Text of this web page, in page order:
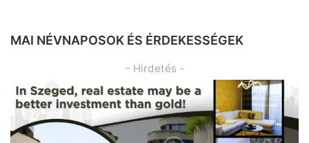
MAI NÉVNAPOSOK ÉS ÉRDEKESSÉGEK
- Hirdetés -